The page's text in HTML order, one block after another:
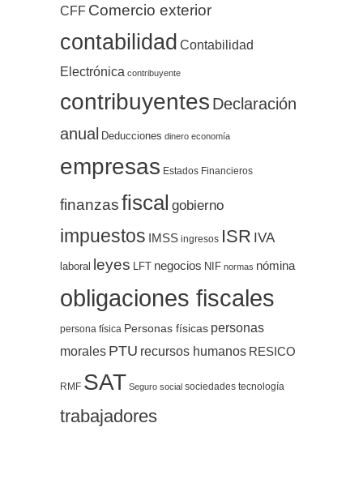
CFF Comercio exterior
contabilidad Contabilidad
Electrónica contribuyente
contribuyentes Declaración
anual Deducciones dinero economía
empresas Estados Financieros
finanzasfiscal gobierno
impuestos IMSS ingresos ISR IVA
laboral leyes LFT negocios NIF normas nómina
obligaciones fiscales
persona física Personas físicas personas
morales PTU recursos humanos RESICO
RMF SAT Seguro social sociedades tecnología
trabajadores